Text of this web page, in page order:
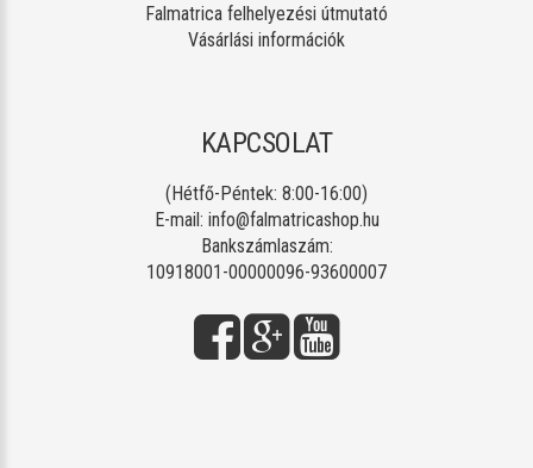
Falmatrica felhelyezési útmutató
Vásárlási információk
KAPCSOLAT
(Hétfő-Péntek: 8:00-16:00)
E-mail: info@falmatricashop.hu
Bankszámlaszám:
10918001-00000096-93600007